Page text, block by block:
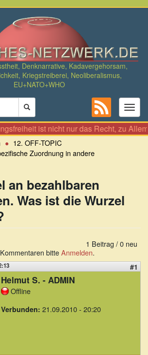
Denknarrative, Kadavergehorsam,
Kriegstreiberei, Neoliberalismus,
EU+NATO+WHO
ist nicht nur das Recht, zu Allem seinen
12. OFF-TOPIC
Zuordnung in andere
an bezahlbaren
Was ist die Wurzel
1 Beitrag / 0 neu
bitteAnmelden.
#1
Helmut S. - ADMIN
Offline
Verbunden: 21.09.2010 - 20:20